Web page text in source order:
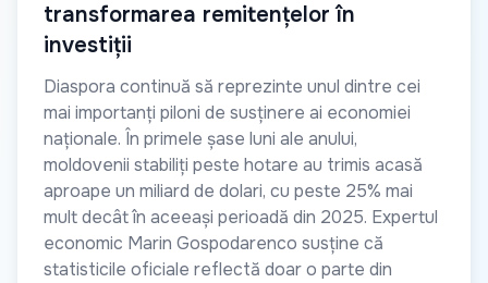
transformarea remitențelor în
investiții
Diaspora continuă să reprezinte unul dintre cei
mai importanți piloni de susținere ai economiei
naționale. În primele șase luni ale anului,
moldovenii stabiliți peste hotare au trimis acasă
aproape un miliard de dolari, cu peste 25% mai
mult decât în aceeași perioadă din 2025. Expertul
economic Marin Gospodarenco susține că
statisticile oficiale reflectă doar o parte din